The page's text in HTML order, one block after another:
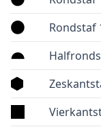
Rondstaf